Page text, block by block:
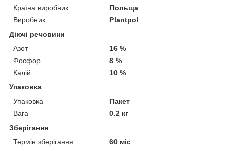
Країна виробник
Польща
Виробник
Plantpol
Діючі речовини
Азот
16 %
Фосфор
8 %
Калій
10 %
Упаковка
Упаковка
Пакет
Вага
0.2 кг
Зберігання
Термін зберігання
60 міс